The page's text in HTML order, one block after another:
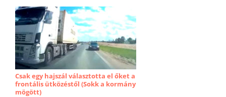
Csak egy hajszál választotta el őket a
frontális ütközéstől (Sokk a kormány
mögött)